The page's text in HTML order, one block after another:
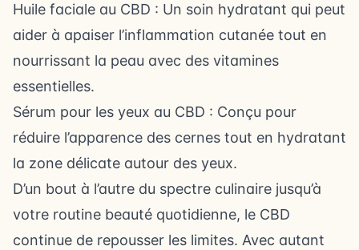
Huile faciale au CBD : Un soin hydratant qui peut
aider à apaiser l’inflammation cutanée tout en
nourrissant la peau avec des vitamines
essentielles.
Sérum pour les yeux au CBD : Conçu pour
réduire l’apparence des cernes tout en hydratant
la zone délicate autour des yeux.
D’un bout à l’autre du spectre culinaire jusqu’à
votre routine beauté quotidienne, le CBD
continue de repousser les limites. Avec autant